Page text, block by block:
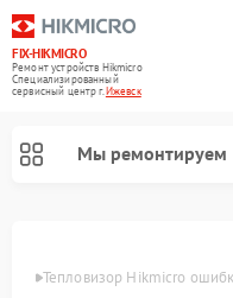
FIX-HIKMICRO
Ремонт устройств Hikmicro
Специализированный
cервисный центр г.Ижевск
Мы ремонтируем
Тепловизор Hikmicro